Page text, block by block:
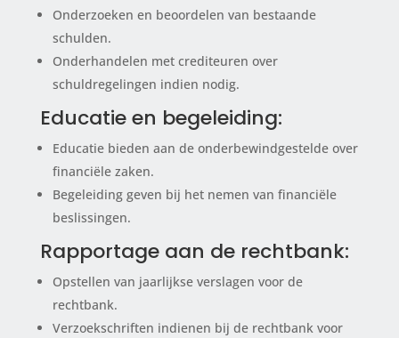
Onderzoeken en beoordelen van bestaande
schulden.
Onderhandelen met crediteuren over
schuldregelingen indien nodig.
Educatie en begeleiding:
Educatie bieden aan de onderbewindgestelde over
financiële zaken.
Begeleiding geven bij het nemen van financiële
beslissingen.
Rapportage aan de rechtbank:
Opstellen van jaarlijkse verslagen voor de
rechtbank.
Verzoekschriften indienen bij de rechtbank voor